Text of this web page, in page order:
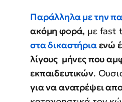
Παράλληλα με την
ακόμη φορά, με fast
στα δικαστήριαενώ
λίγους μήνες που
εκπαιδευτικών.
για να ανατρέψει